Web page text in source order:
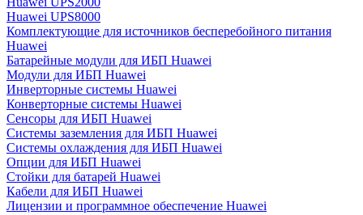
Huawei UPS8000
Комплектующие для источников бесперебойного питания
Huawei
Батарейные модули для ИБП Huawei
Модули для ИБП Huawei
Инверторные системы Huawei
Конверторные системы Huawei
Сенсоры для ИБП Huawei
Системы заземления для ИБП Huawei
Системы охлаждения для ИБП Huawei
Опции для ИБП Huawei
Стойки для батарей Huawei
Кабели для ИБП Huawei
Лицензии и программное обеспечение Huawei